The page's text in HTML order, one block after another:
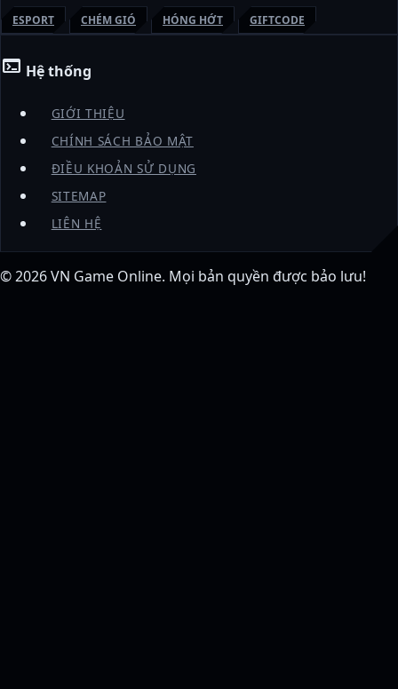
ESPORT CHÉM GIÓ HÓNG HỚT GIFTCODE
terminal Hệ thống
GIỚI THIỆU
CHÍNH SÁCH BẢO MẬT
ĐIỀU KHOẢN SỬ DỤNG
SITEMAP
LIÊN HỆ
© 2026VN Game Online. Mọi bản quyền được bảo lưu!